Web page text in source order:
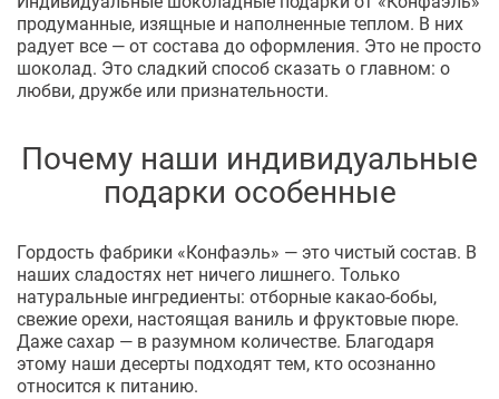
продуманные, изящные и наполненные теплом. В них
радует все — от состава до оформления. Это не просто
шоколад. Это сладкий способ сказать о главном: о
любви, дружбе или признательности.
Почему наши индивидуальные
подарки особенные
Гордость фабрики «Конфаэль» — это чистый состав. В
наших сладостях нет ничего лишнего. Только
натуральные ингредиенты: отборные какао-бобы,
свежие орехи, настоящая ваниль и фруктовые пюре.
Даже сахар — в разумном количестве. Благодаря
этому наши десерты подходят тем, кто осознанно
относится к питанию.